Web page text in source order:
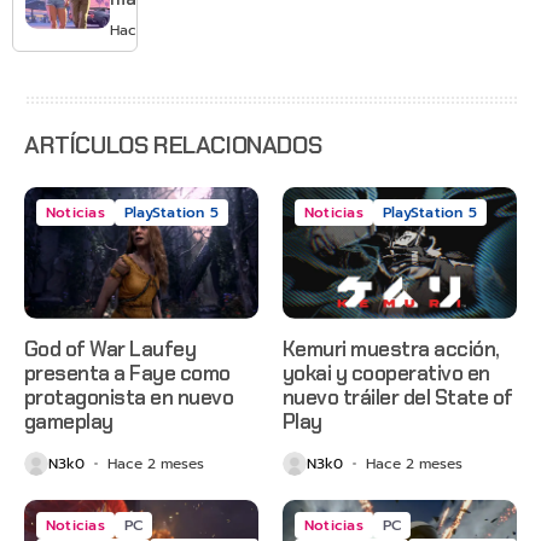
GTA 6 en
agosto
Hace 2 días
ARTÍCULOS RELACIONADOS
Noticias PlayStation 5
God of War Laufey
presenta a Faye como
protagonista en nuevo
gameplay
N3k0 Hace 2 meses
Noticias PlayStation 5
Kemuri muestra acción,
yokai y cooperativo en
nuevo tráiler del State of
Play
N3k0 Hace 2 meses
Noticias
PC
Noticias
PC